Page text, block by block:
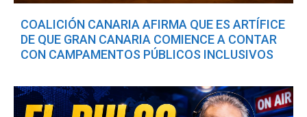
COALICIÓN CANARIA AFIRMA QUE ES ARTÍFICE
DE QUE GRAN CANARIA COMIENCE A CONTAR
CON CAMPAMENTOS PÚBLICOS INCLUSIVOS